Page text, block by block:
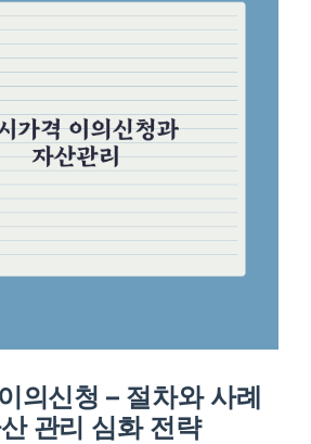
의신청 – 절차와 사례
관리 심화 전략